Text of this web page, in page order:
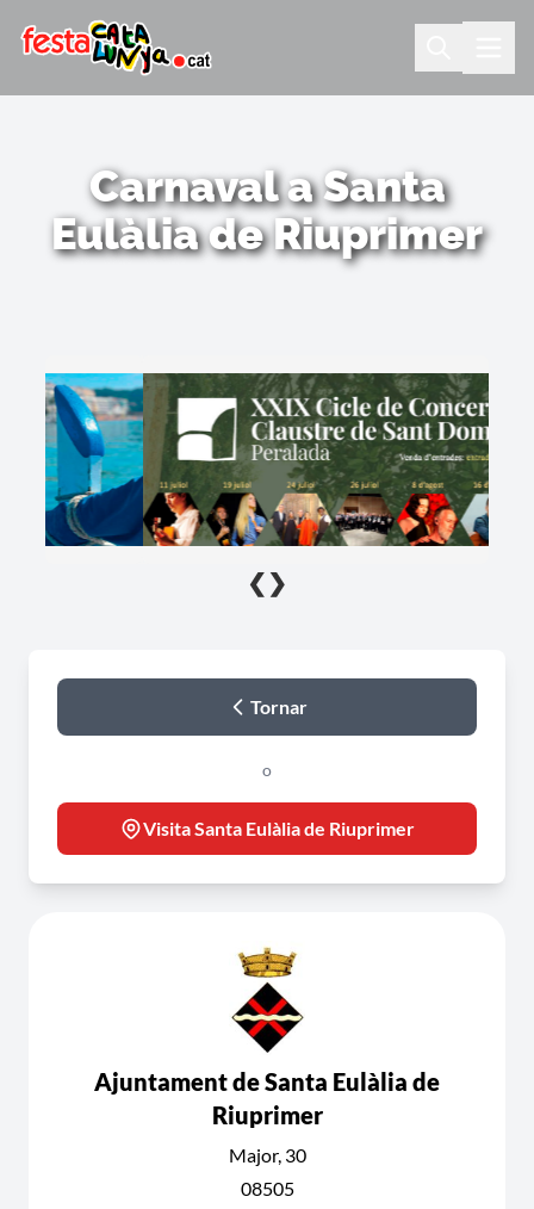
Carnaval a Santa
Eulàlia de Riuprimer
❮ ❯
Tornar
o
Visita Santa Eulàlia de Riuprimer
Ajuntament de Santa Eulàlia de
Riuprimer
Major, 30
08505